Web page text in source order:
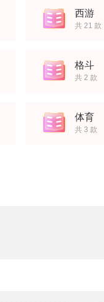
西游
共 21 款
格斗
共 2 款
体育
共 3 款